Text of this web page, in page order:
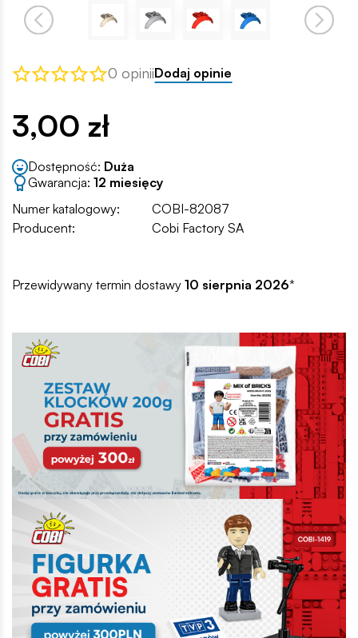
0 opiniiDodaj opinie
3,00 zł
Dostępność: Duża
Gwarancja: 12 miesięcy
Numer katalogowy:
COBI-82087
Producent:
Cobi Factory SA
Przewidywany termin dostawy 10 sierpnia 2026*